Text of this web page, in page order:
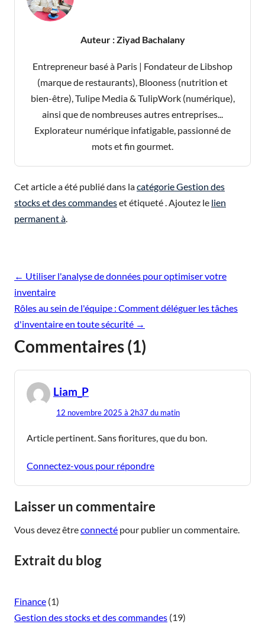
Auteur :Ziyad Bachalany
Entrepreneur basé à Paris | Fondateur de Libshop
(marque de restaurants), Blooness (nutrition et
bien-être), Tulipe Media & TulipWork (numérique),
ainsi que de nombreuses autres entreprises...
Explorateur numérique infatigable, passionné de
mots et fin gourmet.
Cet article a été publié dans lacatégorie Gestion des
stocks et des commandeset étiqueté . Ajoutez le lien
permanent à.
Navigation
des
articles
← Utiliser l'analyse de données pour optimiser votre
inventaire
Rôles au sein de l'équipe : Comment déléguer les tâches
d'inventaire en toute sécurité →
Commentaires (1)
Liam_P
dit
12 novembre 2025 à 2h37 du matin
Article pertinent. Sans fioritures, que du bon.
Connectez-vous pour répondre
Laisser un commentaire
Vous devez êtreconnecté pour publier un commentaire.
Extrait du blog
Finance (1)
Gestion des stocks et des commandes (19)